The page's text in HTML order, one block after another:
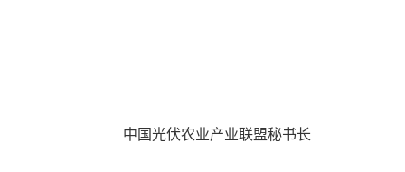
中国光伏农业产业联盟秘书长